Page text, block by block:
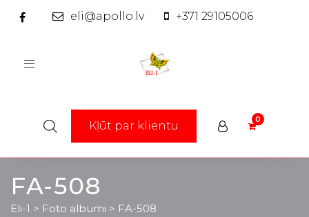
eli@apollo.lv +371 29105006
Toggle
Kļūt par klientu
FA-508
Eli-1 > Foto albumi > FA-508